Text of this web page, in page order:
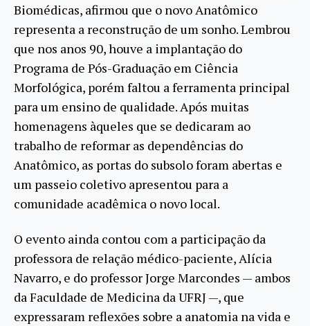
Biomédicas, afirmou que o novo Anatômico
representa a reconstrução de um sonho. Lembrou
que nos anos 90, houve a implantação do
Programa de Pós-Graduação em Ciência
Morfológica, porém faltou a ferramenta principal
para um ensino de qualidade. Após muitas
homenagens àqueles que se dedicaram ao
trabalho de reformar as dependências do
Anatômico, as portas do subsolo foram abertas e
um passeio coletivo apresentou para a
comunidade acadêmica o novo local.
O evento ainda contou com a participação da
professora de relação médico-paciente, Alícia
Navarro, e do professor Jorge Marcondes — ambos
da Faculdade de Medicina da UFRJ —, que
expressaram reflexões sobre a anatomia na vida e